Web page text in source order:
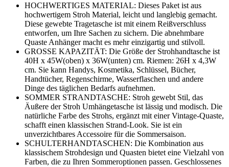
HOCHWERTIGES MATERIAL: Dieses Paket ist aus
hochwertigem Stroh Material, leicht und langlebig gemacht.
Diese gewebte Tragetasche ist mit einem Reißverschluss
entworfen, um Ihre Sachen zu sichern. Die abnehmbare
Quaste Anhänger macht es mehr einzigartig und stilvoll.
GROSSE KAPAZITÄT: Die Größe der Strohhandtasche ist
40H x 45W(oben) x 36W(unten) cm. Riemen: 26H x 4,3W
cm. Sie kann Handys, Kosmetika, Schlüssel, Bücher,
Handtücher, Regenschirme, Wasserflaschen und andere
Dinge des täglichen Bedarfs aufnehmen.
SOMMER STRANDTASCHE: Stroh gewebt Stil, das
Äußere der Stroh Umhängetasche ist lässig und modisch. Die
natürliche Farbe des Strohs, ergänzt mit einer Vintage-Quaste,
schafft einen klassischen Strand-Look. Sie ist ein
unverzichtbares Accessoire für die Sommersaison.
SCHULTERHANDTASCHEN: Die Kombination aus
klassischem Strohdesign und Quasten bietet eine Vielzahl von
Farben, die zu Ihren Sommeroptionen passen. Geschlossenes